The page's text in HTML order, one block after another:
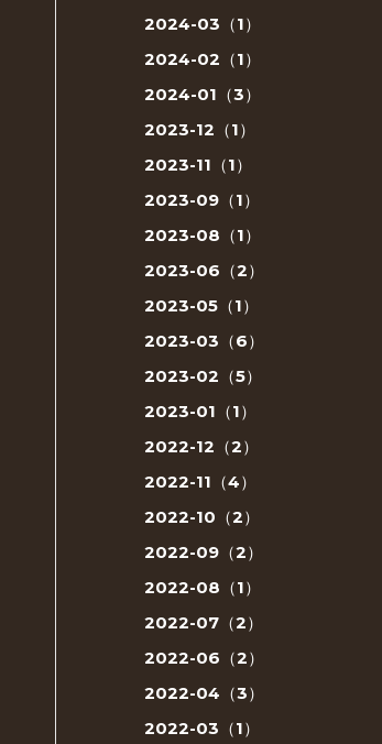
2024-03（1）
2024-02（1）
2024-01（3）
2023-12（1）
2023-11（1）
2023-09（1）
2023-08（1）
2023-06（2）
2023-05（1）
2023-03（6）
2023-02（5）
2023-01（1）
2022-12（2）
2022-11（4）
2022-10（2）
2022-09（2）
2022-08（1）
2022-07（2）
2022-06（2）
2022-04（3）
2022-03（1）